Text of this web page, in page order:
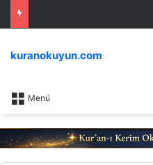
Menü
kuranokuyun.com